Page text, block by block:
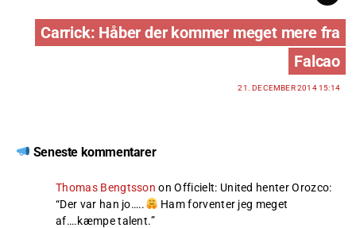
Carrick: Håber der kommer meget mere fra
Falcao
21. DECEMBER 2014 15:14
Seneste kommentarer
Thomas Bengtsson onOfficielt: United henter Orozco:
“Der var han jo…..
Ham forventer jeg meget
af….kæmpe talent.”